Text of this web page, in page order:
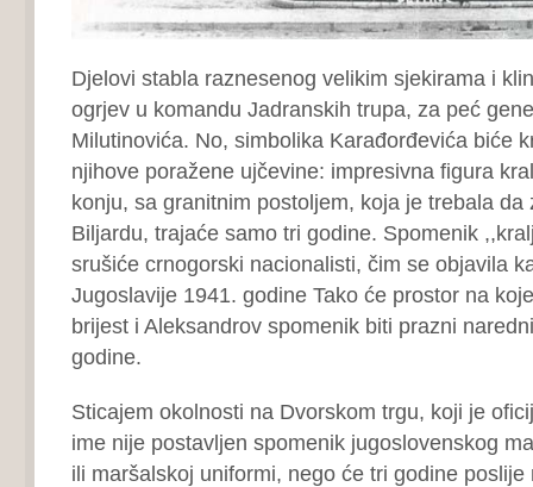
Djelovi stabla raznesenog velikim sjekirama i
ogrjev u komandu Jadranskih trupa, za peć
Milutinovića. No, simbolika Karađorđevića biće
njihove poražene ujčevine: impresivna figura
konju, sa granitnim postoljem, koja je trebala da
Biljardu, trajaće samo tri godine. Spomenik
srušiće crnogorski nacionalisti, čim se objavila
Jugoslavije 1941. godine Tako će prostor na
brijest i Aleksandrov spomenik biti prazni
godine.
Sticajem okolnosti na Dvorskom trgu, koji je
ime nije postavljen spomenik jugoslovenskog
ili maršalskoj uniformi, nego će tri godine